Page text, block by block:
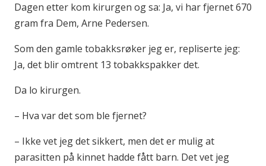
Dagen etter kom kirurgen og sa: Ja, vi har fjernet 670
gram fra Dem, Arne Pedersen.
Som den gamle tobakksrøker jeg er, repliserte jeg:
Ja, det blir omtrent 13 tobakkspakker det.
Da lo kirurgen.
– Hva var det som ble fjernet?
– Ikke vet jeg det sikkert, men det er mulig at
parasitten på kinnet hadde fått barn. Det vet jeg